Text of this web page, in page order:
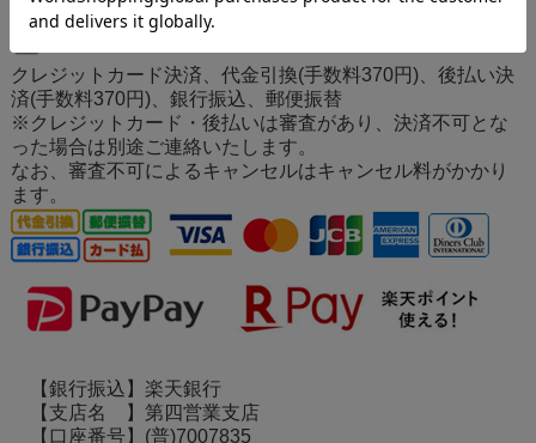
クレジットカード決済、代金引換(手数料370円)、後払い決
済(手数料370円)、銀行振込、郵便振替
※クレジットカード・後払いは審査があり、決済不可とな
った場合は別途ご連絡いたします。
なお、審査不可によるキャンセルはキャンセル料がかかり
ます。
【銀行振込】楽天銀行
【支店名 】第四営業支店
【口座番号】(普)7007835